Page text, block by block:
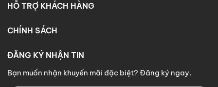
HỖ TRỢ KHÁCH HÀNG
CHÍNH SÁCH
ĐĂNG KÝ NHẬN TIN
Bạn muốn nhận khuyến mãi đặc biệt? Đăng ký ngay.